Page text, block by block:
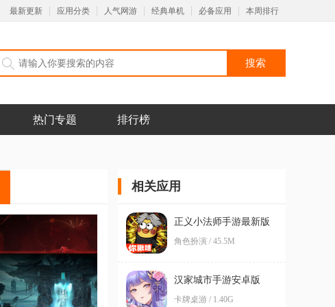
最新更新 应用分类 人气网游 经典单机 必备应用 本周排行
热门专题 排行榜
相关应用
正义小法师手游最新版
角色扮演 / 45.5M
汉家城市手游安卓版
卡牌桌游 / 1.40G